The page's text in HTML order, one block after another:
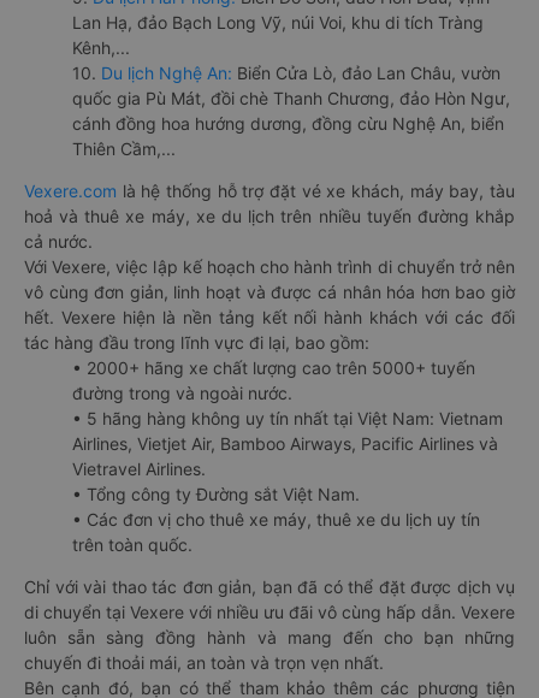
Lan Hạ, đảo Bạch Long Vỹ, núi Voi, khu di tích Tràng
Kênh,...
10. Du lịch Nghệ An: Biển Cửa Lò, đảo Lan Châu, vườn
quốc gia Pù Mát, đồi chè Thanh Chương, đảo Hòn Ngư,
cánh đồng hoa hướng dương, đồng cừu Nghệ An, biển
Thiên Cầm,...
Vexere.com là hệ thống hỗ trợ đặt vé xe khách, máy bay, tàu
hoả và thuê xe máy, xe du lịch trên nhiều tuyến đường khắp
cả nước.
Với Vexere, việc lập kế hoạch cho hành trình di chuyển trở nên
vô cùng đơn giản, linh hoạt và được cá nhân hóa hơn bao giờ
hết. Vexere hiện là nền tảng kết nối hành khách với các đối
tác hàng đầu trong lĩnh vực đi lại, bao gồm:
• 2000+ hãng xe chất lượng cao trên 5000+ tuyến
đường trong và ngoài nước.
• 5 hãng hàng không uy tín nhất tại Việt Nam: Vietnam
Airlines, Vietjet Air, Bamboo Airways, Pacific Airlines và
Vietravel Airlines.
• Tổng công ty Đường sắt Việt Nam.
• Các đơn vị cho thuê xe máy, thuê xe du lịch uy tín
trên toàn quốc.
Chỉ với vài thao tác đơn giản, bạn đã có thể đặt được dịch vụ
di chuyển tại Vexere với nhiều ưu đãi vô cùng hấp dẫn. Vexere
luôn sẵn sàng đồng hành và mang đến cho bạn những
chuyến đi thoải mái, an toàn và trọn vẹn nhất.
Bên cạnh đó, bạn có thể tham khảo thêm các phương tiện